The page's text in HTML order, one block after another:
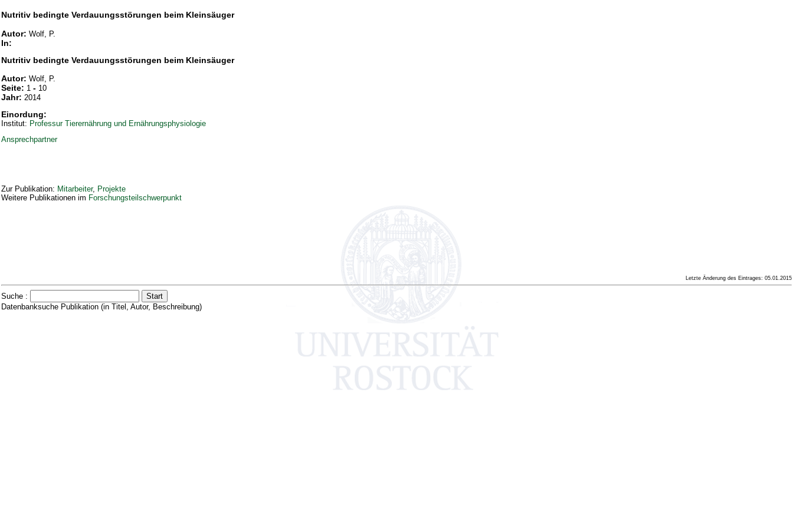
Nutritiv bedingte Verdauungsstörungen beim Kleinsäuger
Autor: Wolf, P.
In:
Nutritiv bedingte Verdauungsstörungen beim Kleinsäuger
Autor: Wolf, P.
Seite: 1 - 10
Jahr: 2014
Einordung:
Institut: Professur Tierernährung und Ernährungsphysiologie
Ansprechpartner
Zur Publikation: Mitarbeiter, Projekte
Weitere Publikationen im Forschungsteilschwerpunkt
Letzte Änderung des Eintrages: 05.01.2015
Suche :
Datenbanksuche Publikation (in Titel, Autor, Beschreibung)